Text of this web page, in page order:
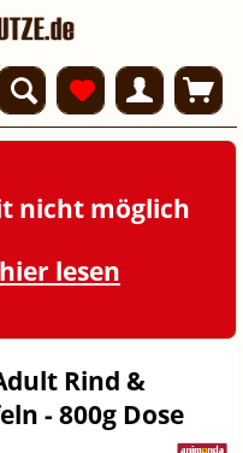
nicht möglich
lesen
Rind &
- 800g Dose